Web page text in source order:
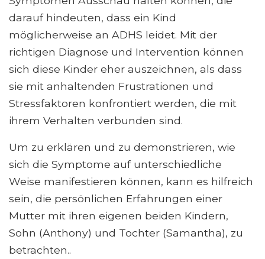
darauf hindeuten, dass ein Kind
möglicherweise an ADHS leidet. Mit der
richtigen Diagnose und Intervention können
sich diese Kinder eher auszeichnen, als dass
sie mit anhaltenden Frustrationen und
Stressfaktoren konfrontiert werden, die mit
ihrem Verhalten verbunden sind.
Um zu erklären und zu demonstrieren, wie
sich die Symptome auf unterschiedliche
Weise manifestieren können, kann es hilfreich
sein, die persönlichen Erfahrungen einer
Mutter mit ihren eigenen beiden Kindern,
Sohn (Anthony) und Tochter (Samantha), zu
betrachten..